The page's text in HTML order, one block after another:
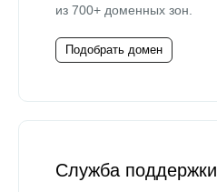
из 700+ доменных зон.
Подобрать домен
Служба поддержки